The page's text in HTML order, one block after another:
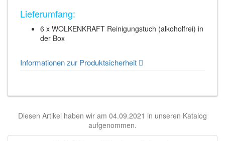
Lieferumfang:
6 x WOLKENKRAFT Reinigungstuch (alkoholfrei) in
der Box
Informationen zur Produktsicherheit
Diesen Artikel haben wir am 04.09.2021 in unseren Katalog
aufgenommen.